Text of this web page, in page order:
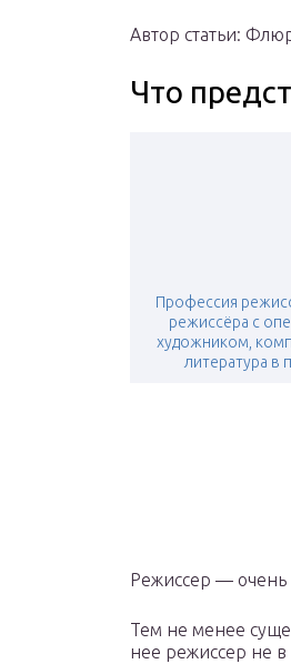
Автор статьи:
Что
Профессия
режиссёра с
художником,
литература в
Режиссер — очень
Тем не менее
нее режиссер не в